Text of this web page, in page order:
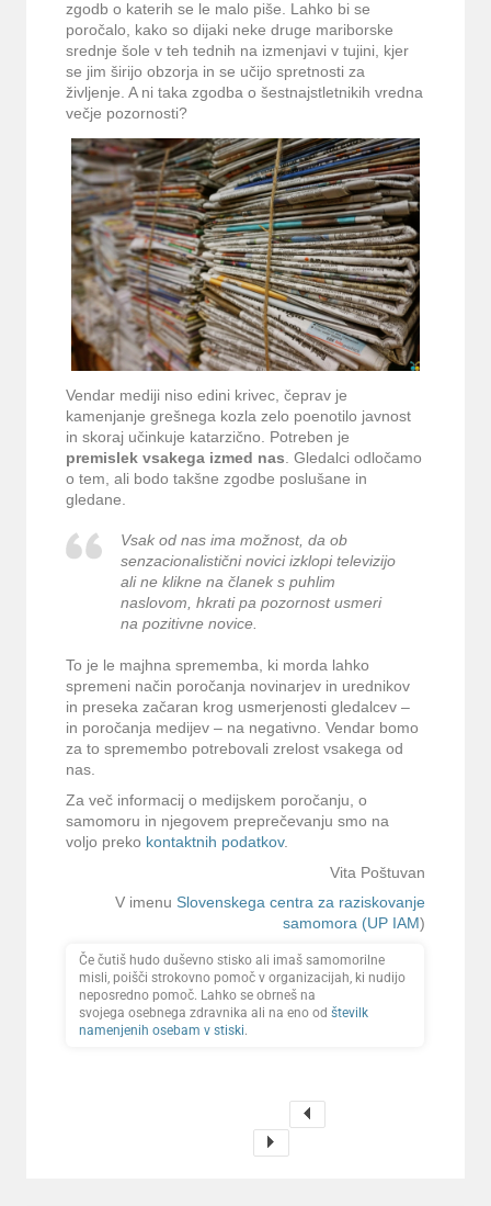
zgodb o katerih se le malo piše. Lahko bi se
poročalo, kako so dijaki neke druge mariborske
srednje šole v teh tednih na izmenjavi v tujini, kjer
se jim širijo obzorja in se učijo spretnosti za
življenje. A ni taka zgodba o šestnajstletnikih vredna
večje pozornosti?
Vendar mediji niso edini krivec, čeprav je
kamenjanje grešnega kozla zelo poenotilo javnost
in skoraj učinkuje katarzično. Potreben je
premislek vsakega izmed nas . Gledalci odločamo
o tem, ali bodo takšne zgodbe poslušane in
gledane.
Vsak od nas ima možnost, da ob
senzacionalistični novici izklopi televizijo
ali ne klikne na članek s puhlim
naslovom, hkrati pa pozornost usmeri
na pozitivne novice.
To je le majhna sprememba, ki morda lahko
spremeni način poročanja novinarjev in urednikov
in preseka začaran krog usmerjenosti gledalcev –
in poročanja medijev – na negativno. Vendar bomo
za to spremembo potrebovali zrelost vsakega od
nas.
Za več informacij o medijskem poročanju, o
samomoru in njegovem preprečevanju smo na
voljo preko kontaktnih podatkov.
Vita Poštuvan
V imenu Slovenskega centra za raziskovanje
samomora (UP IAM)
Če čutiš hudo duševno stisko ali imaš samomorilne
misli, poišči strokovno pomoč v organizacijah, ki nudijo
neposredno pomoč. Lahko se obrneš na
svojega osebnega zdravnika ali na eno odštevilk
namenjenih osebam v stiski.